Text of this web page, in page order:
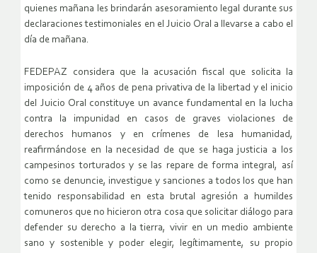
quienes mañana les brindarán asesoramiento legal durante sus
declaraciones testimoniales en el Juicio Oral a llevarse a cabo el
día de mañana.
FEDEPAZ considera que la acusación fiscal que solicita la
imposición de 4 años de pena privativa de la libertad y el inicio
del Juicio Oral constituye un avance fundamental en la lucha
contra la impunidad en casos de graves violaciones de
derechos humanos y en crímenes de lesa humanidad,
reafirmándose en la necesidad de que se haga justicia a los
campesinos torturados y se las repare de forma integral, así
como se denuncie, investigue y sanciones a todos los que han
tenido responsabilidad en esta brutal agresión a humildes
comuneros que no hicieron otra cosa que solicitar diálogo para
defender su derecho a la tierra, vivir en un medio ambiente
sano y sostenible y poder elegir, legítimamente, su propio